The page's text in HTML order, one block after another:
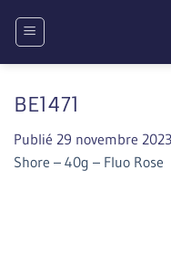
BE1471
Publié 29 novembre 2023
Shore – 40g – Fluo Rose